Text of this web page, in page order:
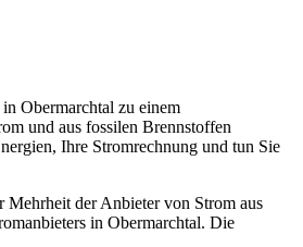
Obermarchtal zu einem
und aus fossilen Brennstoffen
Ihre Stromrechnung und tun Sie
Mehrheit der Anbieter von Strom aus
in Obermarchtal. Die